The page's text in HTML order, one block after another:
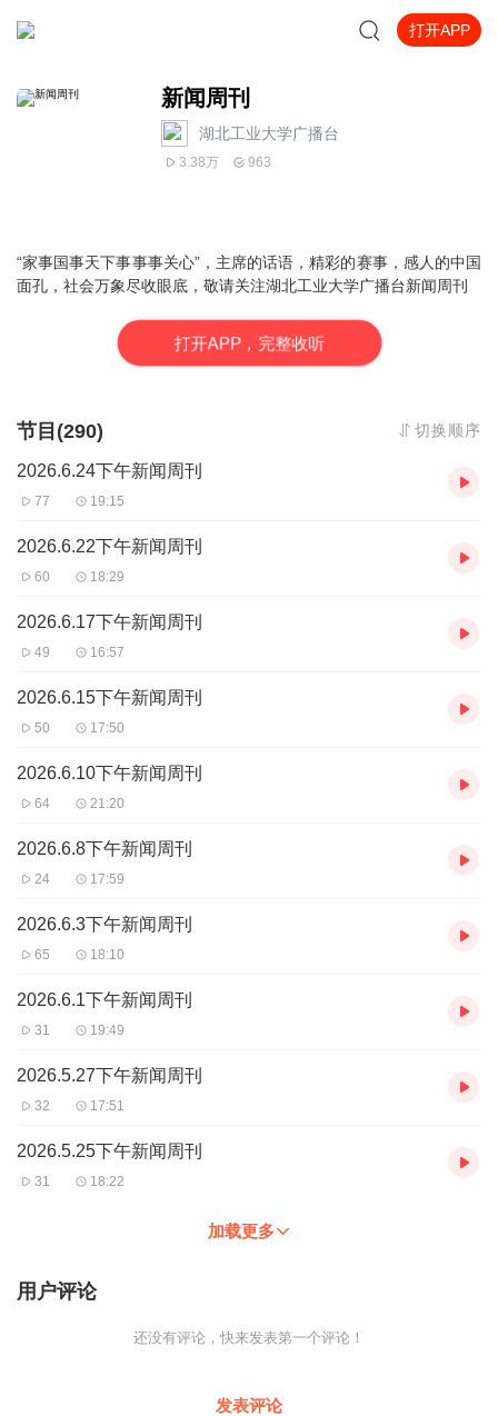
打开APP
新闻周刊
湖北工业大学广播台
3.38万 963
“家事国事天下事事事关心”，主席的话语，精彩的赛事，感人的中国
面孔，社会万象尽收眼底，敬请关注湖北工业大学广播台新闻周刊
打开APP，完整收听
节目(290) 切换顺序
2026.6.24下午新闻周刊
77 19:15
2026.6.22下午新闻周刊
60 18:29
2026.6.17下午新闻周刊
49 16:57
2026.6.15下午新闻周刊
50 17:50
2026.6.10下午新闻周刊
64 21:20
2026.6.8下午新闻周刊
24 17:59
2026.6.3下午新闻周刊
65 18:10
2026.6.1下午新闻周刊
31 19:49
2026.5.27下午新闻周刊
32 17:51
2026.5.25下午新闻周刊
31 18:22
加载更多
用户评论
还没有评论，快来发表第一个评论！
发表评论